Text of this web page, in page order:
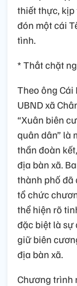
thiết thực, kịp
đón một cái
tình.
* Thắt chặt
Theo ông Cái
UBND xã
“Xuân biên
quân dân” là
thần đoàn
địa bàn xã.
thành phố đã
tổ chức
thể hiện rõ
đặc biệt là sự
giữ biên
địa bàn xã.
Chương trình